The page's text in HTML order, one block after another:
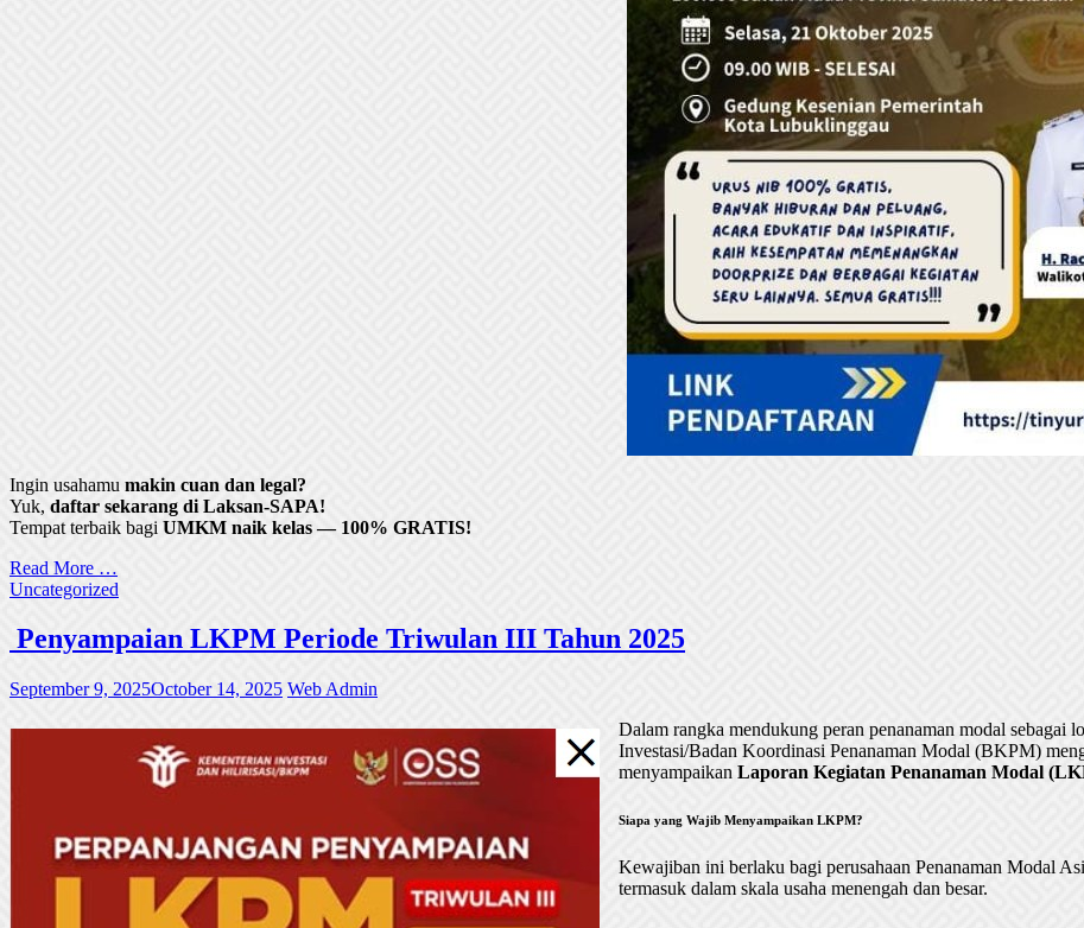
Ingin usahamu makin cuan dan legal?
Yuk, daftar sekarang di Laksan-SAPA!
Tempat terbaik bagi UMKM naik kelas — 100% GRATIS!
Read More …
Uncategorized
Penyampaian LKPM Periode Triwulan III Tahun 2025
September 9, 2025October 14, 2025 Web Admin
Dalam rangka mendukung peran penanaman modal
Investasi/Badan Koordinasi Penanaman Modal (BKPM)
menyampaikan Laporan Kegiatan Penanaman Modal
Siapa yang Wajib Menyampaikan LKPM?
Kewajiban ini berlaku bagi perusahaan Penanaman Modal
termasuk dalam skala usaha menengah dan besar.